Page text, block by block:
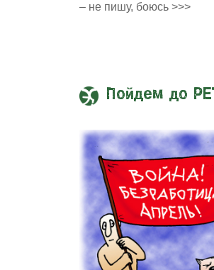
– не пишу, боюсь >>>
Пойдем до